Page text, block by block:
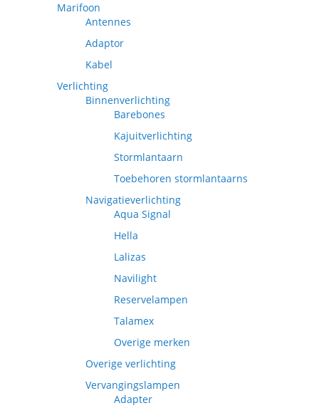
Marifoon
Antennes
Adaptor
Kabel
Verlichting
Binnenverlichting
Barebones
Kajuitverlichting
Stormlantaarn
Toebehoren stormlantaarns
Navigatieverlichting
Aqua Signal
Hella
Lalizas
Navilight
Reservelampen
Talamex
Overige merken
Overige verlichting
Vervangingslampen
Adapter